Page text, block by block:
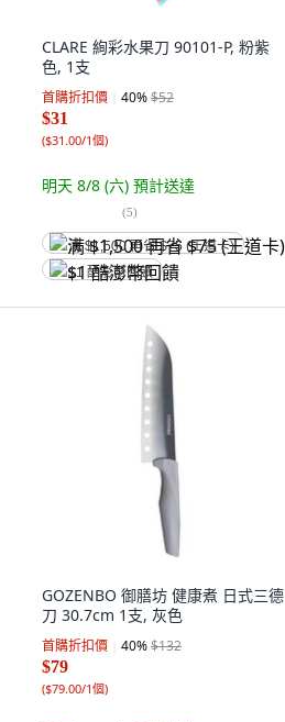
CLARE 絢彩水果刀 90101-P, 粉紫
色, 1支
首購折扣價 40%$52
$31
($31.00/1個)
明天 8/8 (六) 預計送達
(5)
满 $1,500 再省 $75 (王道卡)
$1 酷澎幣回饋
GOZENBO 御膳坊 健康煮 日式三德
刀 30.7cm 1支, 灰色
首購折扣價 40%$132
$79
($79.00/1個)